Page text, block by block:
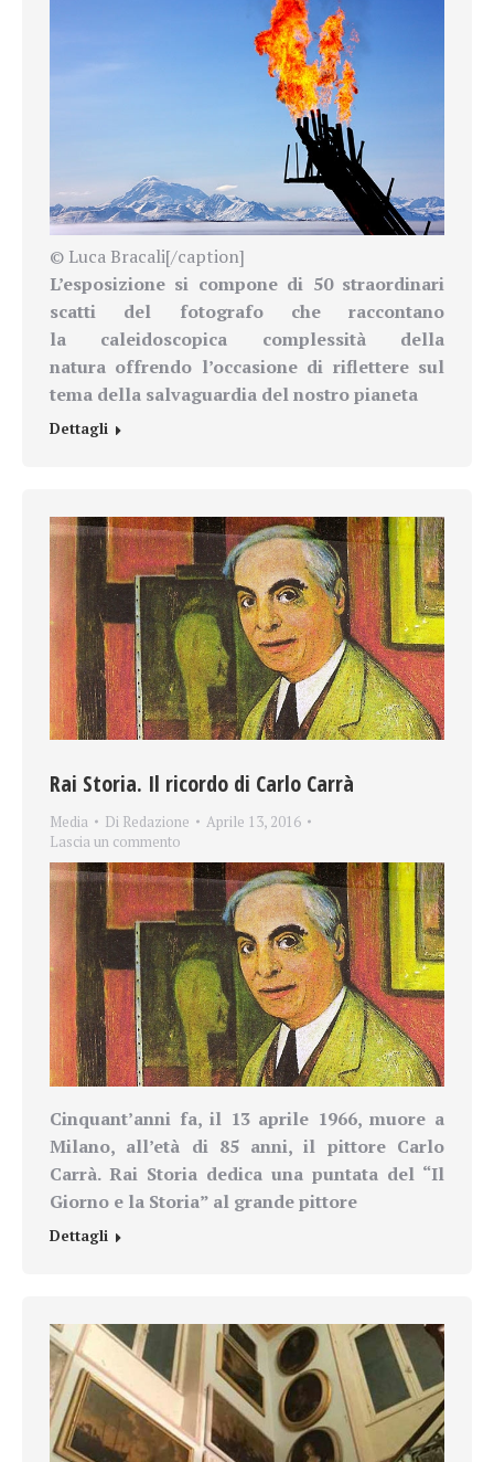
© Luca Bracali[/caption]
L’esposizione si compone di 50 straordinari
scatti del fotografo che raccontano
la
caleidoscopica complessità della
natura offrendo l’occasione di riflettere sul
tema della salvaguardia del nostro pianeta
Dettagli
Rai Storia. Il ricordo di Carlo Carrà
Media Di Redazione
Aprile 13, 2016
Lascia un commento
Cinquant’anni fa, il 13 aprile 1966, muore a
Milano, all’età di 85 anni, il pittore Carlo
Carrà. Rai Storia dedica una puntata del “Il
Giorno e la Storia” al grande pittore
Dettagli